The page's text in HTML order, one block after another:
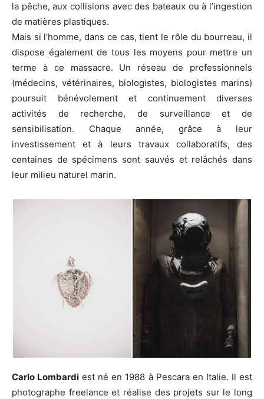
la pêche, aux collisions avec des bateaux ou à l’ingestion
de matières plastiques.
Mais si l’homme, dans ce cas, tient le rôle du bourreau, il
dispose également de tous les moyens pour mettre un
terme à ce massacre. Un réseau de professionnels
(médecins, vétérinaires, biologistes, biologistes marins)
poursuit bénévolement et continuement diverses
activités de recherche, de surveillance et de
sensibilisation. Chaque année, grâce à leur
investissement et à leurs travaux collaboratifs, des
centaines de spécimens sont sauvés et relâchés dans
leur milieu naturel marin.
Carlo Lombardi est né en 1988 à Pescara en Italie. Il est
photographe freelance et réalise des projets sur le long